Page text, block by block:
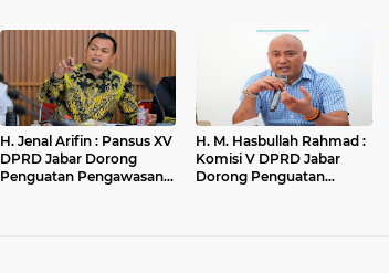
H. Jenal Arifin : Pansus XV
DPRD Jabar Dorong
Penguatan Pengawasan
H. M. Hasbullah Rahmad :
Komisi V DPRD Jabar
Dorong Penguatan